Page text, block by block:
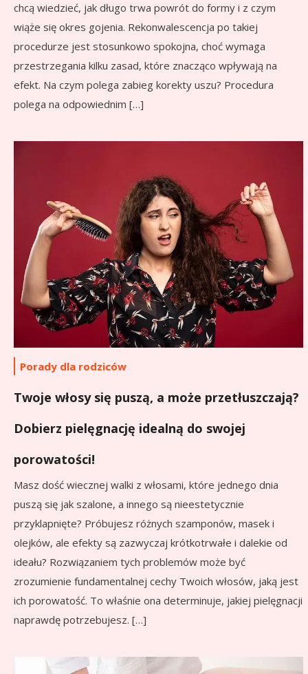
chcą wiedzieć, jak długo trwa powrót do formy i z czym
wiąże się okres gojenia. Rekonwalescencja po takiej
procedurze jest stosunkowo spokojna, choć wymaga
przestrzegania kilku zasad, które znacząco wpływają na
efekt. Na czym polega zabieg korekty uszu? Procedura
polega na odpowiednim […]
Porady dla rodziców
Twoje włosy się puszą, a może przetłuszczają?
Dobierz pielęgnację idealną do swojej
porowatości!
Masz dość wiecznej walki z włosami, które jednego dnia
puszą się jak szalone, a innego są nieestetycznie
przyklapnięte? Próbujesz różnych szamponów, masek i
olejków, ale efekty są zazwyczaj krótkotrwałe i dalekie od
ideału? Rozwiązaniem tych problemów może być
zrozumienie fundamentalnej cechy Twoich włosów, jaką jest
ich porowatość. To właśnie ona determinuje, jakiej pielęgnacji
naprawdę potrzebujesz. […]